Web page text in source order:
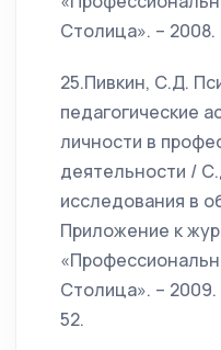
Столица». –
25.Пивкин, С.Д.
педагогические
личности в
деятельности /
исследования в
Приложение к
Столица». –
52.